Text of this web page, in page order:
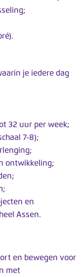
je iedere dag
32 uur per week;
7-8);
ontwikkeling;
en
Assen.
en bewegen voor
met